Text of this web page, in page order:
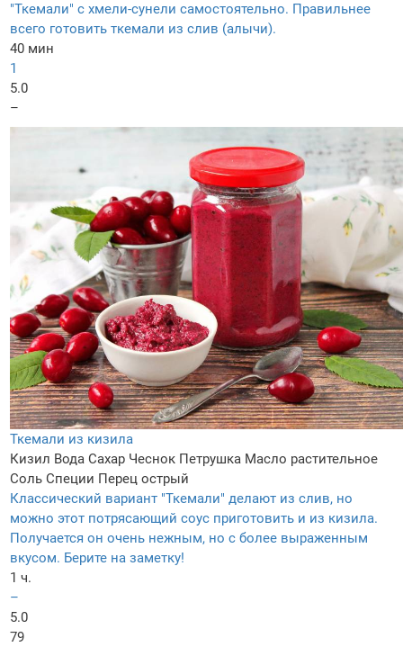
"Ткемали" с хмели-сунели самостоятельно. Правильнее
всего готовить ткемали из слив (алычи).
40 мин
1
5.0
–
Ткемали из кизила
Кизил Вода Сахар Чеснок Петрушка Масло растительное
Соль Специи Перец острый
Классический вариант "Ткемали" делают из слив, но
можно этот потрясающий соус приготовить и из кизила.
Получается он очень нежным, но с более выраженным
вкусом. Берите на заметку!
1 ч.
–
5.0
79